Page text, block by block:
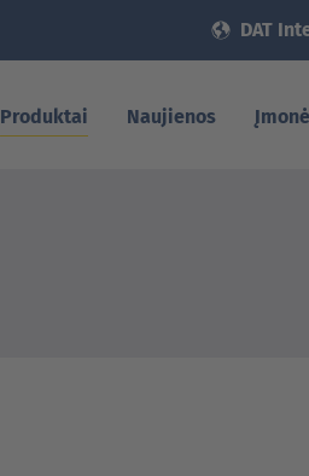
DAT
Produktai Naujienos Įmonė